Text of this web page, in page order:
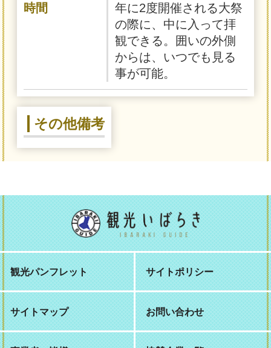
時間
年に2度開催される大祭
の際に、中に入って拝
観できる。囲いの外側
からは、いつでも見る
事が可能。
その他備考
観光パンフレット サイトポリシー
サイトマップ お問い合わせ